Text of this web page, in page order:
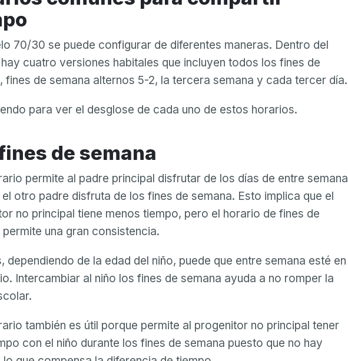
70/30 se puede configurar de diferentes maneras. Dentro del
cuatro versiones habitales que incluyen todos los fines de
fines de semana alternos 5-2, la tercera semana y cada tercer día.
para ver el desglose de cada uno de estos horarios.
fines de semana
permite al padre principal disfrutar de los días de entre semana
el otro padre disfruta de los fines de semana. Esto implica que el
no principal tiene menos tiempo, pero el horario de fines de
permite una gran consistencia.
dependiendo de la edad del niño, puede que entre semana esté en
Intercambiar al niño los fines de semana ayuda a no romper la
también es útil porque permite al progenitor no principal tener
con el niño durante los fines de semana puesto que no hay